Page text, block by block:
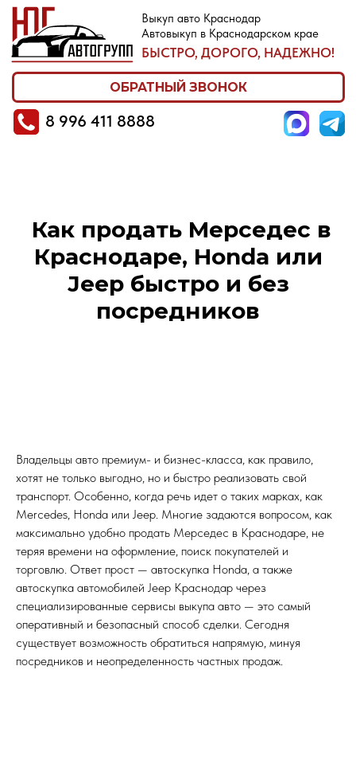
Выкуп авто Краснодар
Автовыкуп в Краснодарском крае
ОБРАТНЫЙ ЗВОНОК
БЫСТРО, ДОРОГО, НАДЕЖНО!
8 996 411 8888
Как продать Мерседес в
Краснодаре, Honda или
Jeep быстро и без
посредников
Владельцы авто премиум- и бизнес-класса, как правило,
хотят не только выгодно, но и быстро реализовать свой
транспорт. Особенно, когда речь идет о таких марках, как
Mercedes, Honda или Jeep. Многие задаются вопросом, как
максимально удобно продать Мерседес в Краснодаре, не
теряя времени на оформление, поиск покупателей и
торговлю. Ответ прост — автоскупка Honda, а также
автоскупка автомобилей Jeep Краснодар через
специализированные сервисы выкупа авто — это самый
оперативный и безопасный способ сделки. Сегодня
существует возможность обратиться напрямую, минуя
посредников и неопределенность частных продаж.